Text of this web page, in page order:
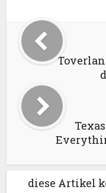
diese Artikel